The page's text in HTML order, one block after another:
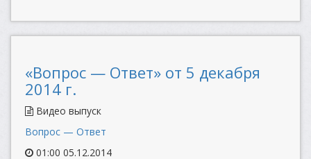
«Вопрос — Ответ» от 5 декабря
2014 г.
Видео выпуск
Вопрос — Ответ
01:00 05.12.2014